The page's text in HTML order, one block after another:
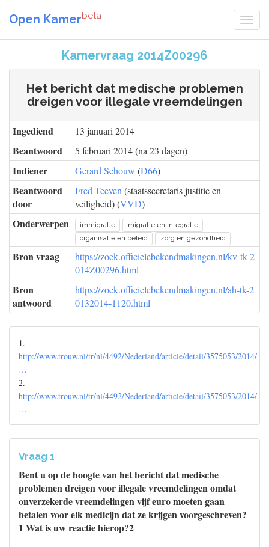
Open Kamerbeta
Kamervraag 2014Z00296
Het bericht dat medische problemen
dreigen voor illegale vreemdelingen
Ingediend 13 januari 2014
Beantwoord 5 februari 2014 (na 23 dagen)
Indiener Gerard Schouw (D66)
Beantwoord
door
Fred Teeven (staatssecretaris justitie en
veiligheid) (VVD)
Onderwerpen immigratie
migratie en integratie
organisatie en beleid
zorg en gezondheid
Bron vraag
https://zoek.officielebekendmakingen.nl/kv-tk-2
014Z00296.html
Bron
antwoord
https://zoek.officielebekendmakingen.nl/ah-tk-2
0132014-1120.html
1.
http://www.trouw.nl/tr/nl/4492/Nederland/article/detail/3575053/2014/
…
2.
http://www.trouw.nl/tr/nl/4492/Nederland/article/detail/3575053/2014/
…
Vraag 1
Bent u op de hoogte van het bericht dat medische
problemen dreigen voor illegale vreemdelingen omdat
onverzekerde vreemdelingen vijf euro moeten gaan
betalen voor elk medicijn dat ze krijgen voorgeschreven?
1 Wat is uw reactie hierop?2